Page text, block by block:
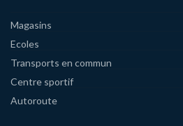
Magasins
Ecoles
Transports en commun
Centre sportif
Autoroute